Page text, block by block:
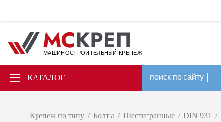
МАШИНОСТРОИТЕЛЬНЫЙ КРЕПЕЖ
КАТАЛОГ поиск по сайту
Крепеж по типу / Болты / Шестигранные / DIN 931 /